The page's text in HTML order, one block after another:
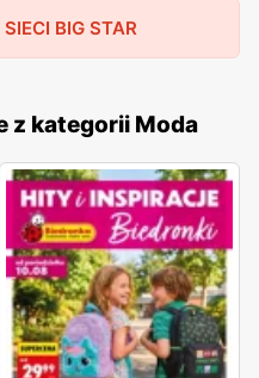
co miesiąc,
co sprawia, że cieszą
klientów. Firma stawia na
swoich wyrobów, co
która jest nie tylko modna,
sklepówBig Starjest
swoje produkty w licznych
Dzięki temu
gamy odzieży i
BIG STAR
z kategorii Moda